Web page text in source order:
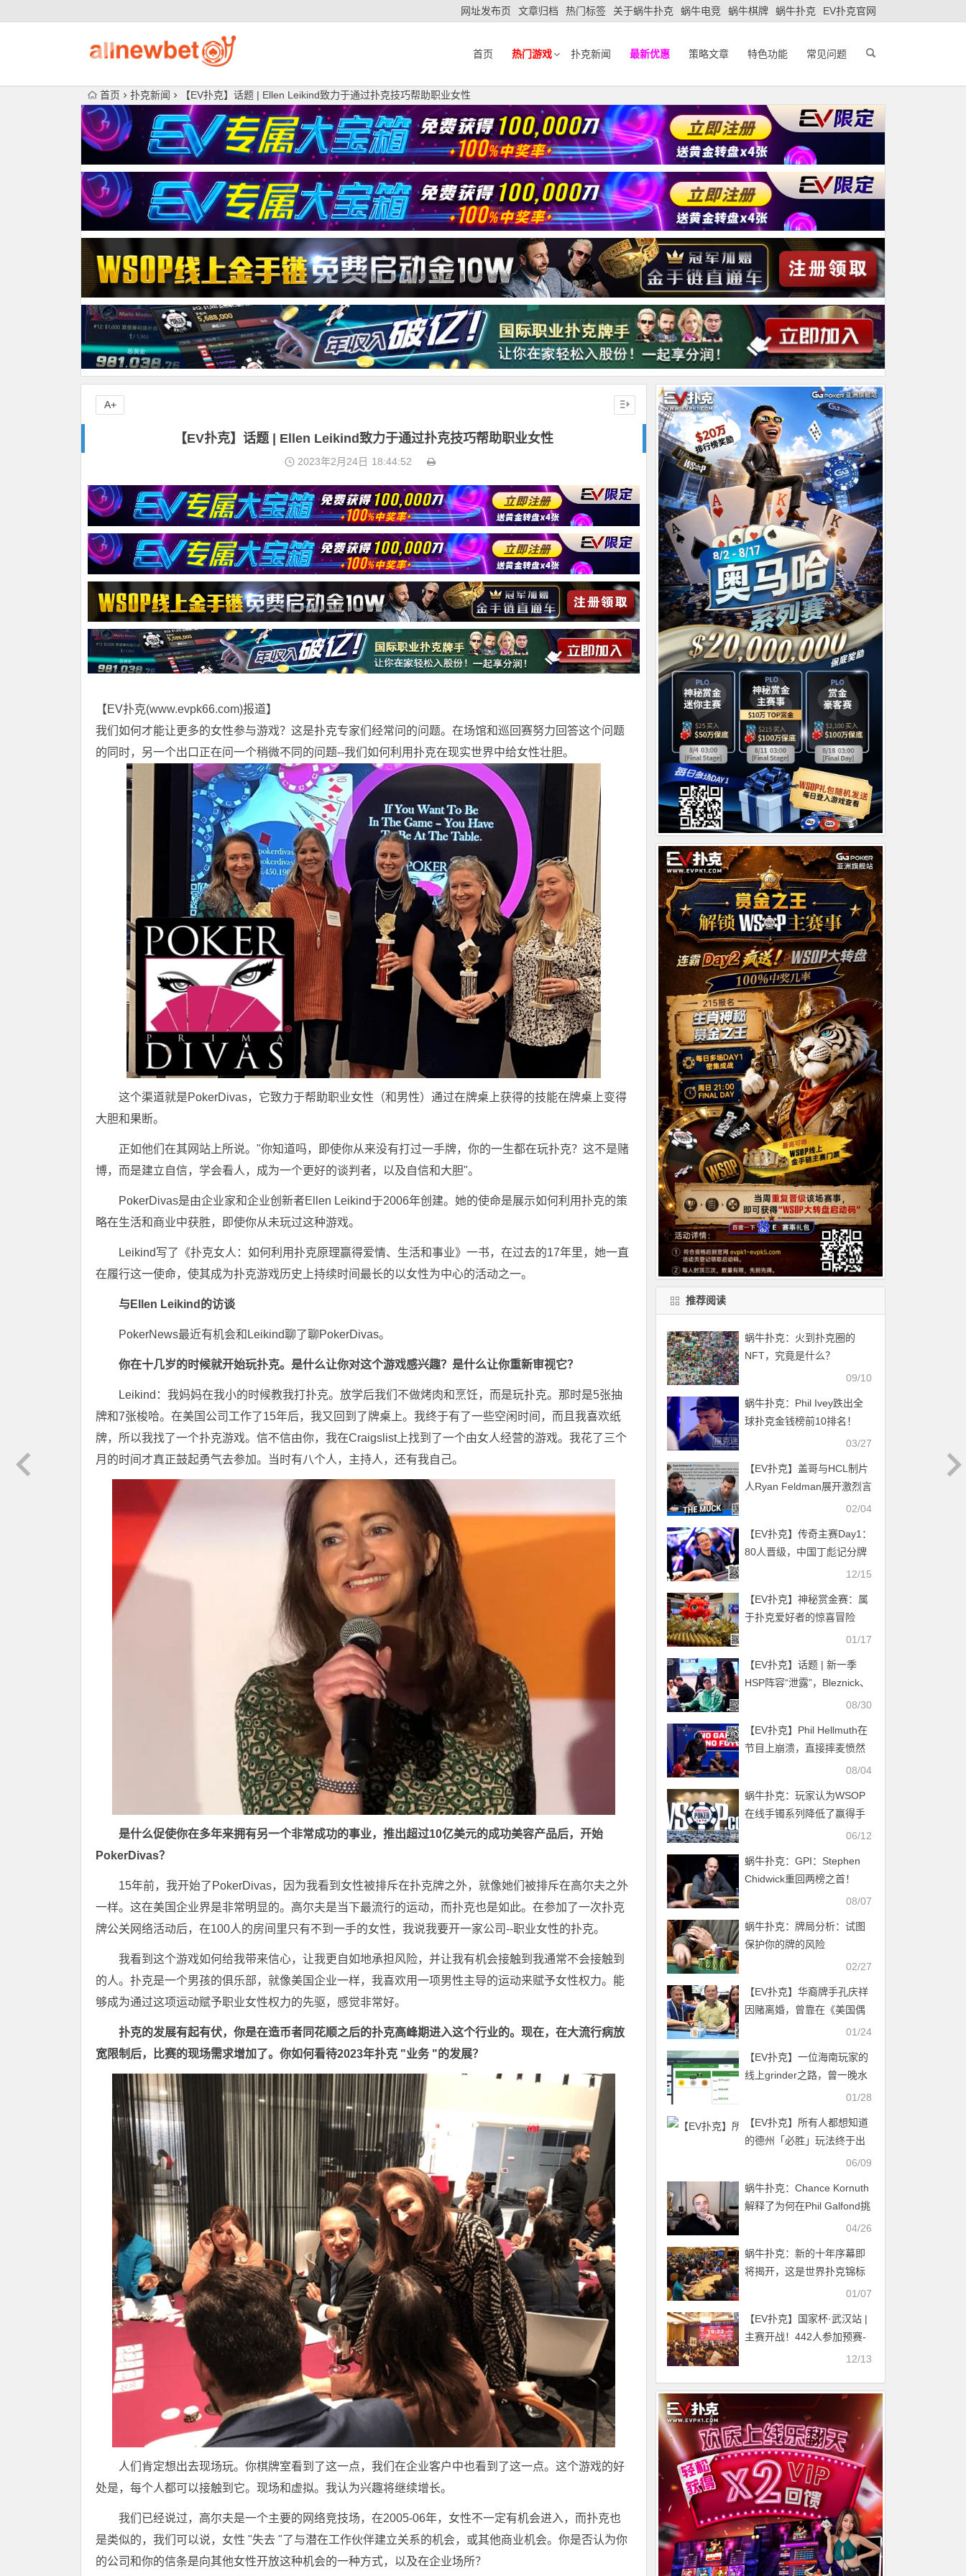
网址发布页 文章归档 热门标签 关于蜗牛扑克 蜗牛电竞 蜗牛棋牌 蜗牛扑克 EV扑克官网
首页 热门游戏 扑克新闻 最新优惠 策略文章 特色功能 常见问题
首页 扑克新闻 【EV扑克】话题 | Ellen Leikind致力于通过扑克技巧帮助职业女性
【EV扑克】话题 | Ellen Leikind致力于通过扑克技巧帮助职业女性
2023年2月24日 18:44:52
【EV扑克(www.evpk66.com)报道】
我们如何才能让更多的女性参与游戏？这是扑克专家们经常问的问题。在场馆和巡回赛努力回答这个问题
的同时，另一个出口正在问一个稍微不同的问题--我们如何利用扑克在现实世界中给女性壮胆。
这个渠道就是PokerDivas，它致力于帮助职业女性（和男性）通过在牌桌上获得的技能在牌桌上变得
大胆和果断。
正如他们在其网站上所说。"你知道吗，即使你从来没有打过一手牌，你的一生都在玩扑克？这不是赌
博，而是建立自信，学会看人，成为一个更好的谈判者，以及自信和大胆"。
PokerDivas是由企业家和企业创新者Ellen Leikind于2006年创建。她的使命是展示如何利用扑克的策
略在生活和商业中获胜，即使你从未玩过这种游戏。
Leikind写了《扑克女人：如何利用扑克原理赢得爱情、生活和事业》一书，在过去的17年里，她一直
在履行这一使命，使其成为扑克游戏历史上持续时间最长的以女性为中心的活动之一。
与Ellen Leikind的访谈
PokerNews最近有机会和Leikind聊了聊PokerDivas。
你在十几岁的时候就开始玩扑克。是什么让你对这个游戏感兴趣？是什么让你重新审视它？
Leikind：我妈妈在我小的时候教我打扑克。放学后我们不做烤肉和烹饪，而是玩扑克。那时是5张抽
牌和7张梭哈。在美国公司工作了15年后，我又回到了牌桌上。我终于有了一些空闲时间，而且我喜欢纸
牌，所以我找了一个扑克游戏。信不信由你，我在Craigslist上找到了一个由女人经营的游戏。我花了三个
月的时间才真正鼓起勇气去参加。当时有八个人，主持人，还有我自己。
是什么促使你在多年来拥有另一个非常成功的事业，推出超过10亿美元的成功美容产品后，开始
PokerDivas？
15年前，我开始了PokerDivas，因为我看到女性被排斥在扑克牌之外，就像她们被排斥在高尔夫之外
一样。这在美国企业界是非常明显的。高尔夫是当下最流行的运动，而扑克也是如此。在参加了一次扑克
牌公关网络活动后，在100人的房间里只有不到一手的女性，我说我要开一家公司--职业女性的扑克。
我看到这个游戏如何给我带来信心，让我更自如地承担风险，并让我有机会接触到我通常不会接触到
的人。扑克是一个男孩的俱乐部，就像美国企业一样，我喜欢用一项男性主导的运动来赋予女性权力。能
够成为通过这项运动赋予职业女性权力的先驱，感觉非常好。
扑克的发展有起有伏，你是在造币者同花顺之后的扑克高峰期进入这个行业的。现在，在大流行病放
宽限制后，比赛的现场需求增加了。你如何看待2023年扑克 "业务 "的发展？
人们肯定想出去现场玩。你棋牌室看到了这一点，我们在企业客户中也看到了这一点。这个游戏的好
处是，每个人都可以接触到它。现场和虚拟。我认为兴趣将继续增长。
我们已经说过，高尔夫是一个主要的网络竞技场，在2005-06年，女性不一定有机会进入，而扑克也
是类似的，我们可以说，女性 "失去 "了与潜在工作伙伴建立关系的机会，或其他商业机会。你是否认为你
的公司和你的信条是向其他女性开放这种机会的一种方式，以及在企业场所？
A+
推荐阅读
蜗牛扑克：火到扑克圈的
NFT，究竟是什么？
09/10
蜗牛扑克：Phil Ivey跌出全
球扑克金钱榜前10排名！
03/27
【EV扑克】盖哥与HCL制片
人Ryan Feldman展开激烈言
辞交锋 2024年EPT巴黎站将
地
02/04
【EV扑克】传奇主赛Day1：
80人晋级，中国丁彪记分牌
12/15
【EV扑克】神秘赏金赛：属
于扑克爱好者的惊喜冒险
01/17
【EV扑克】话题 | 新一季
HSP阵容“泄露”，Bleznick、
Seiver和Hellmuth将同场竞
08/30
【EV扑克】Phil Hellmuth在
节目上崩溃，直接摔麦愤然
08/04
蜗牛扑克：玩家认为WSOP
在线手镯系列降低了赢得手
06/12
蜗牛扑克：GPI：Stephen
Chidwick重回两榜之首！
08/07
蜗牛扑克：​牌局分析：试图
保护你的牌的风险
02/27
【EV扑克】华裔牌手孔庆祥
因赌离婚，曾靠在《美国偶
01/24
【EV扑克】一位海南玩家的
线上grinder之路，曾一晚水
01/28
【EV扑克】所有人都想知道
的德州「必胜」玩法终于出
现！魏国梁旗开得胜独家参
06/09
蜗牛扑克：Chance Kornuth
解释了为何在Phil Galfond挑
04/26
蜗牛扑克：新的十年序幕即
将揭开，这是世界扑克锦标
01/07
【EV扑克】国家杯·武汉站 |
主赛开战！442人参加预赛-
甲组113人晋级，王亮48.5
12/13